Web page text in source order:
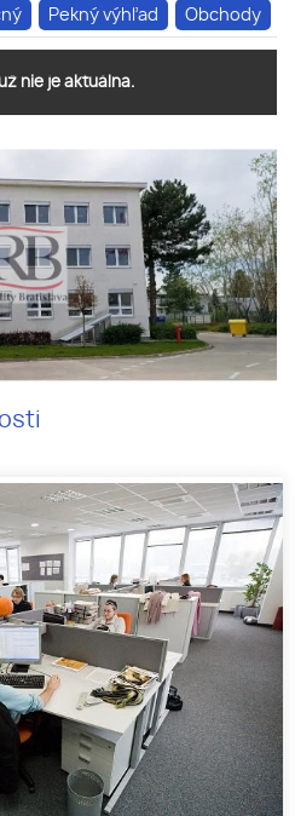
Pekný výhľad Obchody
nie je aktuálna.